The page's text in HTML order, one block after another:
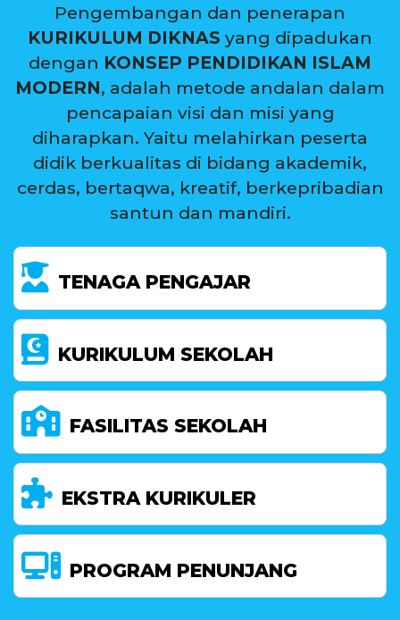
Pengembangan dan penerapan
KURIKULUM DIKNAS yang dipadukan
dengan KONSEP PENDIDIKAN ISLAM
MODERN, adalah metode andalan dalam
pencapaian visi dan misi yang
diharapkan. Yaitu melahirkan peserta
didik berkualitas di bidang akademik,
cerdas, bertaqwa, kreatif, berkepribadian
santun dan mandiri.
TENAGA PENGAJAR
KURIKULUM SEKOLAH
FASILITAS SEKOLAH
EKSTRA KURIKULER
PROGRAM PENUNJANG